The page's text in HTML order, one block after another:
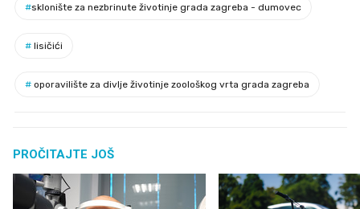
#sklonište za nezbrinute životinje grada zagreba - dumovec
# lisičići
# oporavilište za divlje životinje zoološkog vrta grada zagreba
PROČITAJTE JOŠ